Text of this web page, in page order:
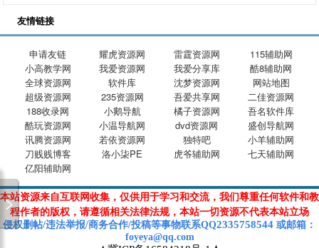
友情链接
申请友链 耀虎资源网 雷霆资源网
115辅助网
小高教学网
我爱资源网 我爱分享库
酷8辅助网
全球资源网
软件库 沈梦资源网
网站地图
超级资源网
235资源网 吾爱共享网
二佳资源网
188收录网
小鹅导航 橘子资源网
吾名软件库
酷玩资源网
小温导航网 dvd资源网
盛创导航网
讯腾资源网
若依资源网 独特吧
小羊辅助网
刀贱贱博客
洛小柒PE 虎爷辅助网
七天辅助网
亿阳辅助网
本站资源来自互联网收集，仅供用于学习和交流，我们尊重任何软件和教
程作者的版权，请遵循相关法律法规，本站一切资源不代表本站立场
侵权删帖/违法举报/商务合作/投稿等事物联系QQ2335758544 或邮箱 ：
foyeya@qq.com
晴天 周杰伦 (Ja Chou
词：周杰伦
曲：周杰伦